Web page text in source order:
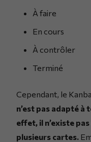
À faire
En cours
À contrôler
Terminé
Cependant, le
n’est pas adapté à
effet, il n’existe
plusieurs cartes.